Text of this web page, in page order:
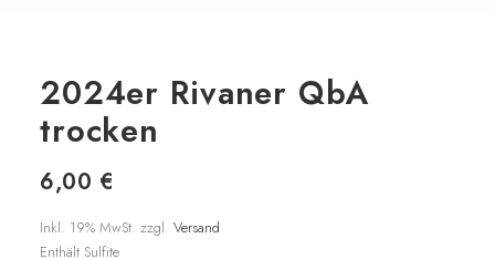
2024er Rivaner QbA
trocken
6,00 €
Inkl. 19% MwSt. zzgl. Versand
Enthält Sulfite